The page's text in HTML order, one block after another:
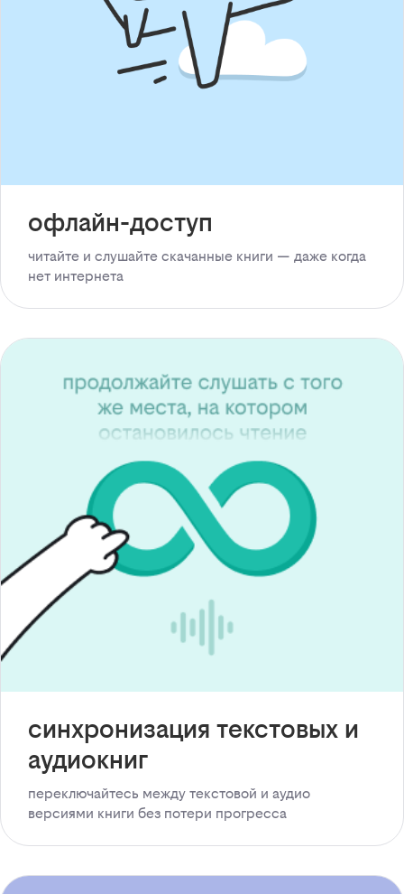
офлайн-доступ
читайте и слушайте скачанные книги — даже когда
нет интернета
синхронизация текстовых и
аудиокниг
переключайтесь между текстовой и аудио
версиями книги без потери прогресса